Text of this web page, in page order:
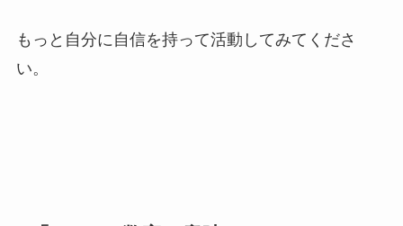
もっと自分に自信を持って活動してみてくださ
い。